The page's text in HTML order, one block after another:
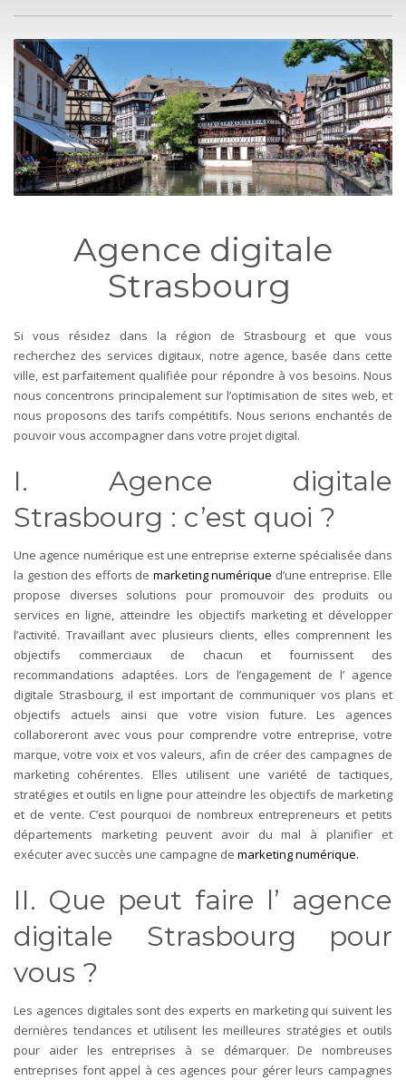
Agence digitale
Strasbourg
Si vous résidez dans la région de Strasbourg et que vous
recherchez des services digitaux, notre agence, basée dans cette
ville, est parfaitement qualifiée pour répondre à vos besoins. Nous
nous concentrons principalement sur l’optimisation de sites web, et
nous proposons des tarifs compétitifs. Nous serions enchantés de
pouvoir vous accompagner dans votre projet digital.
I. Agence digitale
Strasbourg : c’est quoi ?
Une agence numérique est une entreprise externe spécialisée dans
la gestion des efforts de marketing numérique d’une entreprise. Elle
propose diverses solutions pour promouvoir des produits ou
services en ligne, atteindre les objectifs marketing et développer
l’activité. Travaillant avec plusieurs clients, elles comprennent les
objectifs commerciaux de chacun et fournissent des
recommandations adaptées. Lors de l’engagement de l’ agence
digitale Strasbourg, il est important de communiquer vos plans et
objectifs actuels ainsi que votre vision future. Les agences
collaboreront avec vous pour comprendre votre entreprise, votre
marque, votre voix et vos valeurs, afin de créer des campagnes de
marketing cohérentes. Elles utilisent une variété de tactiques,
stratégies et outils en ligne pour atteindre les objectifs de marketing
et de vente. C’est pourquoi de nombreux entrepreneurs et petits
départements marketing peuvent avoir du mal à planifier et
exécuter avec succès une campagne de marketing numérique.
II. Que peut faire l’ agence
digitale Strasbourg pour
vous ?
Les agences digitales sont des experts en marketing qui suivent les
dernières tendances et utilisent les meilleures stratégies et outils
pour aider les entreprises à se démarquer. De nombreuses
entreprises font appel à ces agences pour gérer leurs campagnes